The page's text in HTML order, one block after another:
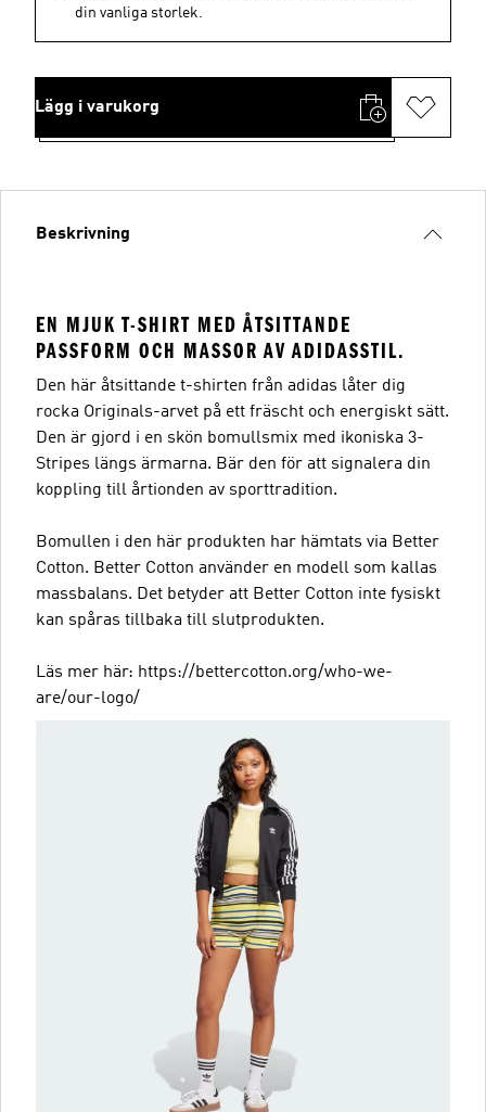
din vanliga storlek.
Lägg i varukorg
Beskrivning
EN MJUK T-SHIRT MED ÅTSITTANDE
PASSFORM OCH MASSOR AV ADIDASSTIL.
Den här åtsittande t-shirten från adidas låter dig
rocka Originals-arvet på ett fräscht och energiskt sätt.
Den är gjord i en skön bomullsmix med ikoniska 3-
Stripes längs ärmarna. Bär den för att signalera din
koppling till årtionden av sporttradition.
Bomullen i den här produkten har hämtats via Better
Cotton. Better Cotton använder en modell som kallas
massbalans. Det betyder att Better Cotton inte fysiskt
kan spåras tillbaka till slutprodukten.
Läs mer här: https://bettercotton.org/who-we-
are/our-logo/